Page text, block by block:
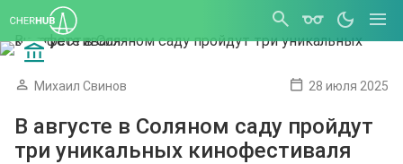
Михаил Свинов 28 июля 2025
В августе в Соляном саду пройдут
три уникальных кинофестиваля